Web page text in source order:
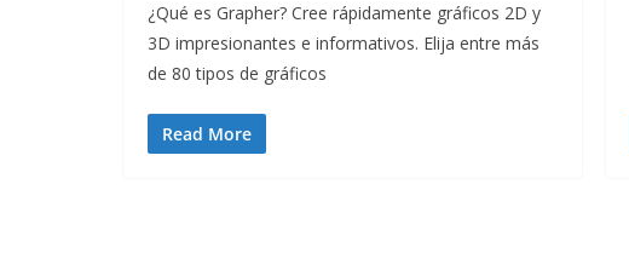
¿Qué es Grapher? Cree rápidamente gráficos 2D y
3D impresionantes e informativos. Elija entre más
de 80 tipos de gráficos
Read More